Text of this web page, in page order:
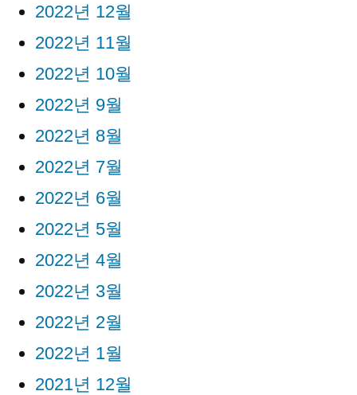
2022년 12월
2022년 11월
2022년 10월
2022년 9월
2022년 8월
2022년 7월
2022년 6월
2022년 5월
2022년 4월
2022년 3월
2022년 2월
2022년 1월
2021년 12월